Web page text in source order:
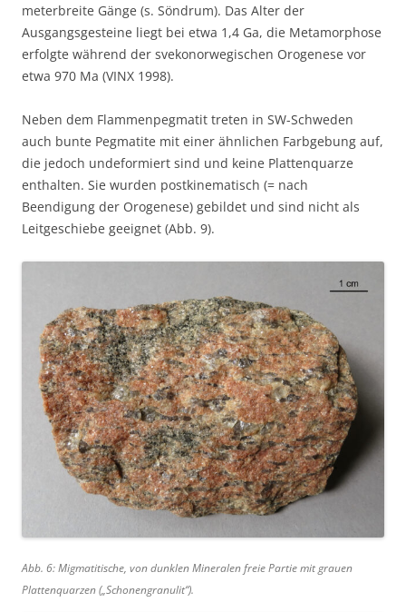
meterbreite Gänge (s. Söndrum). Das Alter der
Ausgangsgesteine liegt bei etwa 1,4 Ga, die Metamorphose
erfolgte während der svekonorwegischen Orogenese vor
etwa 970 Ma (VINX 1998).
Neben dem Flammenpegmatit treten in SW-Schweden
auch bunte Pegmatite mit einer ähnlichen Farbgebung auf,
die jedoch undeformiert sind und keine Plattenquarze
enthalten. Sie wurden postkinematisch (= nach
Beendigung der Orogenese) gebildet und sind nicht als
Leitgeschiebe geeignet (Abb. 9).
Abb. 6: Migmatitische, von dunklen Mineralen freie Partie mit grauen
Plattenquarzen („Schonengranulit“).